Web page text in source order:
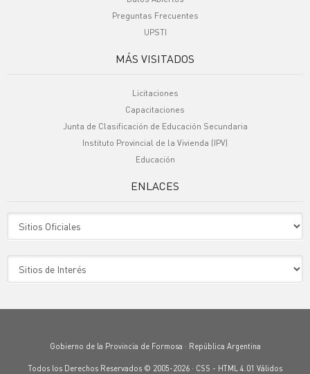
Preguntas Frecuentes
UPSTI
MÁS VISITADOS
Licitaciones
Capacitaciones
Junta de Clasificación de Educación Secundaria
Instituto Provincial de la Vivienda (IPV)
Educación
ENLACES
Gobierno de la Provincia de Formosa · República Argentina
Todos los Derechos Reservados © 2005-2026 · CSS - HTML 4.01 Válidos